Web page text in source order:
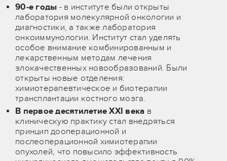
90-е годы - в институте были открыты
лаборатория молекулярной онкологии и
диагностики, а также лаборатория
онкоиммунологии. Институт стал уделять
особое внимание комбинированным и
лекарственным методам лечения
злокачественных новообразований. Были
открыты новые отделения:
химиотерапевтическое и биотерапии
трансплантации костного мозга.
В первое десятилетие XXI века в
клиническую практику стал внедряться
принцип дооперационной и
послеоперационной химиотерапии
опухолей, что повысило эффективность